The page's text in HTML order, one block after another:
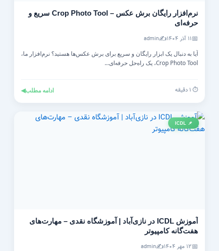
نرم‌افزار رایگان برش عکس – Crop Photo Tool سریع و
حرفه‌ای
📅۱۱ آذر ۱۴۰۴ ✍️
admin
آیا به دنبال یک ابزار رایگان و سریع برای برش عکس‌ها هستید؟ نرم‌افزار ما،
Crop Photo Tool، یک راه‌حل حرفه‌ای...
⏱️ ۱ دقیقه ادامه مطلب◀
📌 ICDL
آموزش ICDL در نازی‌آباد | آموزشگاه نقدی – مهارت‌های
هفت‌گانه کامپیوتر
📅۱۲ مهر ۱۴۰۴ ✍️
admin